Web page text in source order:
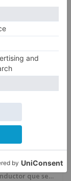
Aranda de
autores
en Burgos tras
que se